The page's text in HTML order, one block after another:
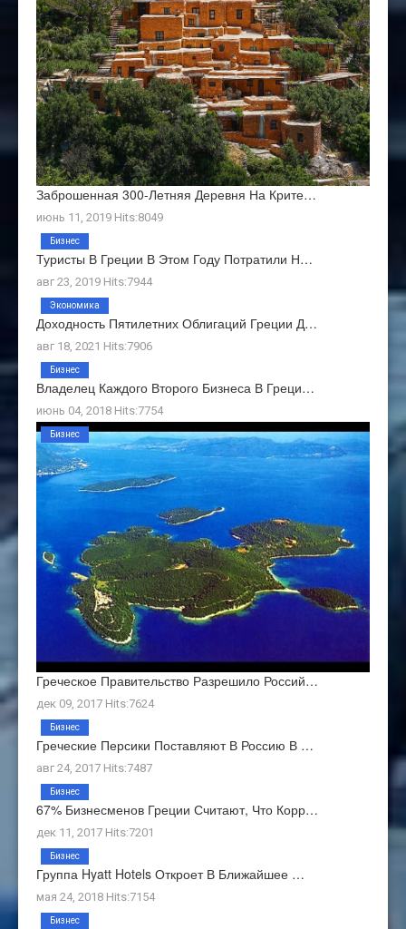
Заброшенная 300-Летняя Деревня На Крите…
июнь 11, 2019 Hits:8049
Туристы В Греции В Этом Году Потратили Н…
авг 23, 2019 Hits:7944
Бизнес
Доходность Пятилетних Облигаций Греции Д…
авг 18, 2021 Hits:7906
Экономика
Владелец Каждого Второго Бизнеса В Греци…
июнь 04, 2018 Hits:7754
Бизнес
Греческое Правительство Разрешило Россий…
дек 09, 2017 Hits:7624
Бизнес
Греческие Персики Поставляют В Россию В …
авг 24, 2017 Hits:7487
Бизнес
67% Бизнесменов Греции Считают, Что Корр…
дек 11, 2017 Hits:7201
Бизнес
Группа Hyatt Hotels Откроет В Ближайшее …
мая 24, 2018 Hits:7154
Бизнес
Бизнес